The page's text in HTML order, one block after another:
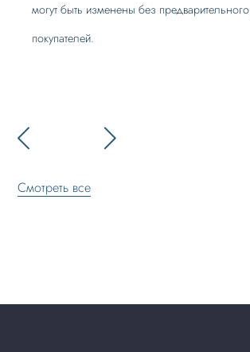
могут быть изменены без
покупателей.
Смотреть все